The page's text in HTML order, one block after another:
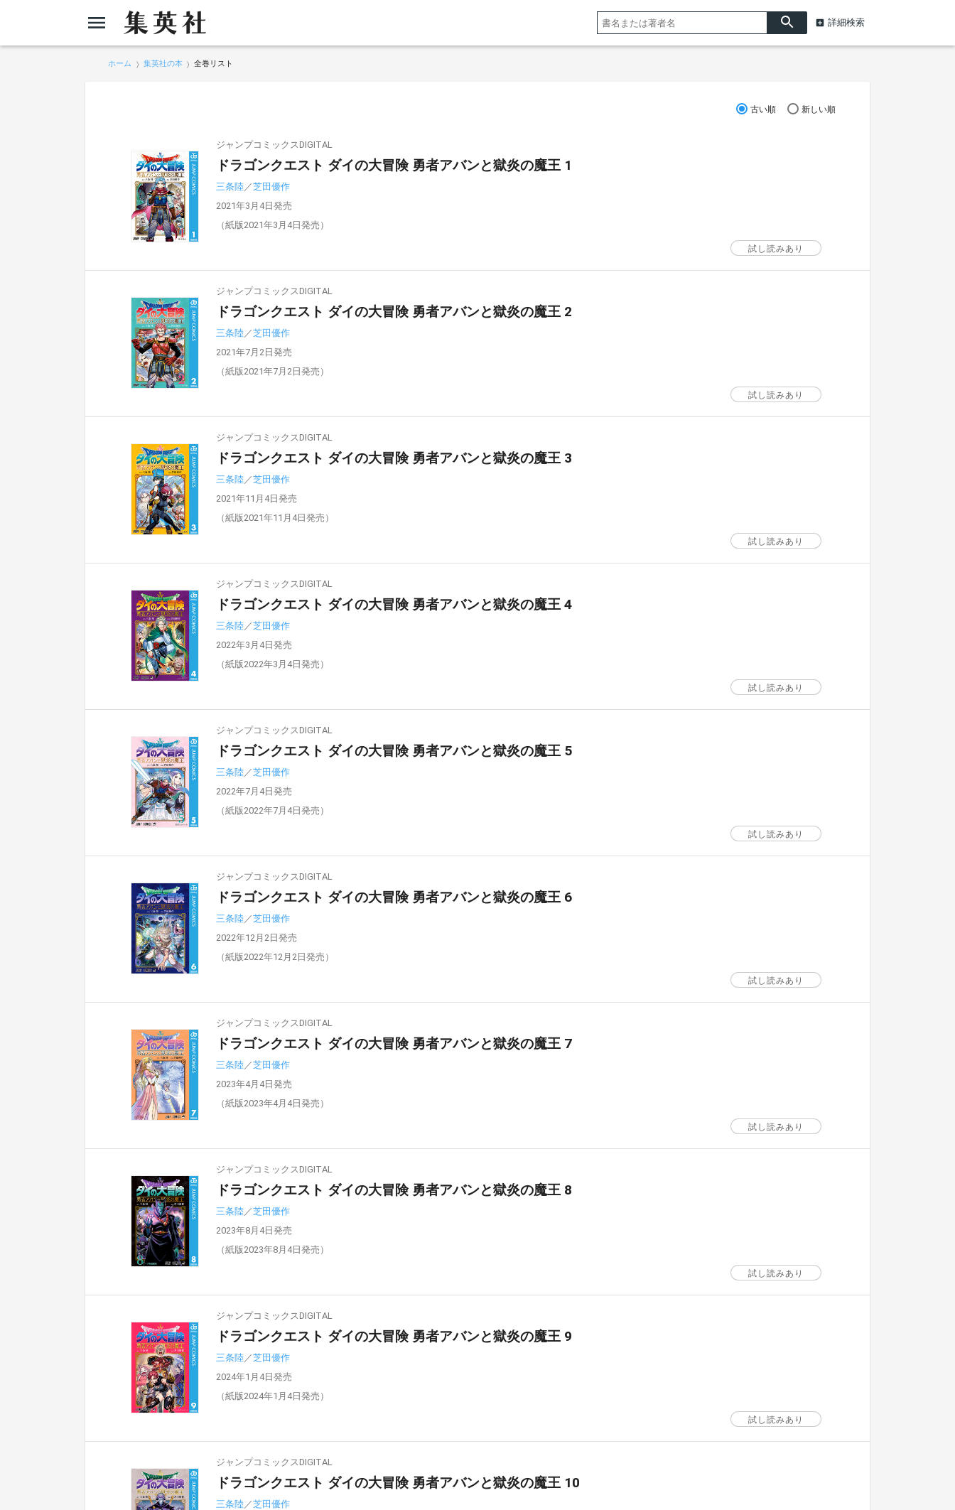
詳細検索
ホーム 集英社の本 全巻リスト
古い順 新しい順
ジャンプコミックスDIGITAL
ドラゴンクエスト ダイの大冒険 勇者アバンと獄炎の魔王 1
三条陸 ／芝田優作
2021年3月4日発売
（紙版2021年3月4日発売）
試し読みあり
ジャンプコミックスDIGITAL
ドラゴンクエスト ダイの大冒険 勇者アバンと獄炎の魔王 2
三条陸 ／芝田優作
2021年7月2日発売
（紙版2021年7月2日発売）
試し読みあり
ジャンプコミックスDIGITAL
ドラゴンクエスト ダイの大冒険 勇者アバンと獄炎の魔王 3
三条陸 ／芝田優作
2021年11月4日発売
（紙版2021年11月4日発売）
試し読みあり
ジャンプコミックスDIGITAL
ドラゴンクエスト ダイの大冒険 勇者アバンと獄炎の魔王 4
三条陸 ／芝田優作
2022年3月4日発売
（紙版2022年3月4日発売）
試し読みあり
ジャンプコミックスDIGITAL
ドラゴンクエスト ダイの大冒険 勇者アバンと獄炎の魔王 5
三条陸 ／芝田優作
2022年7月4日発売
（紙版2022年7月4日発売）
試し読みあり
ジャンプコミックスDIGITAL
ドラゴンクエスト ダイの大冒険 勇者アバンと獄炎の魔王 6
三条陸 ／芝田優作
2022年12月2日発売
（紙版2022年12月2日発売）
試し読みあり
ジャンプコミックスDIGITAL
ドラゴンクエスト ダイの大冒険 勇者アバンと獄炎の魔王 7
三条陸 ／芝田優作
2023年4月4日発売
（紙版2023年4月4日発売）
試し読みあり
ジャンプコミックスDIGITAL
ドラゴンクエスト ダイの大冒険 勇者アバンと獄炎の魔王 8
三条陸 ／芝田優作
2023年8月4日発売
（紙版2023年8月4日発売）
試し読みあり
ジャンプコミックスDIGITAL
ドラゴンクエスト ダイの大冒険 勇者アバンと獄炎の魔王 9
三条陸 ／芝田優作
2024年1月4日発売
（紙版2024年1月4日発売）
試し読みあり
ジャンプコミックスDIGITAL
ドラゴンクエスト ダイの大冒険 勇者アバンと獄炎の魔王 10
三条陸 ／芝田優作